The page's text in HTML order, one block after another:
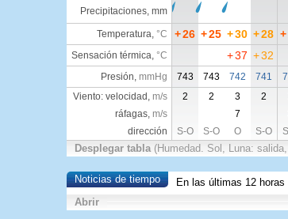
Precipitaciones, mm
Temperatura, °C +26 +25 +30 +28 +
Sensación térmica, °C +37 +32
Presión, mmHg 743 743 742 741
Viento: velocidad, m/s 2 2 3 2
ráfagas, m/s 7
dirección
S-O S-O O S-O
Desplegar tabla (Humedad. Sol, Luna:
Noticias de tiempo En las últimas 12
Abrir